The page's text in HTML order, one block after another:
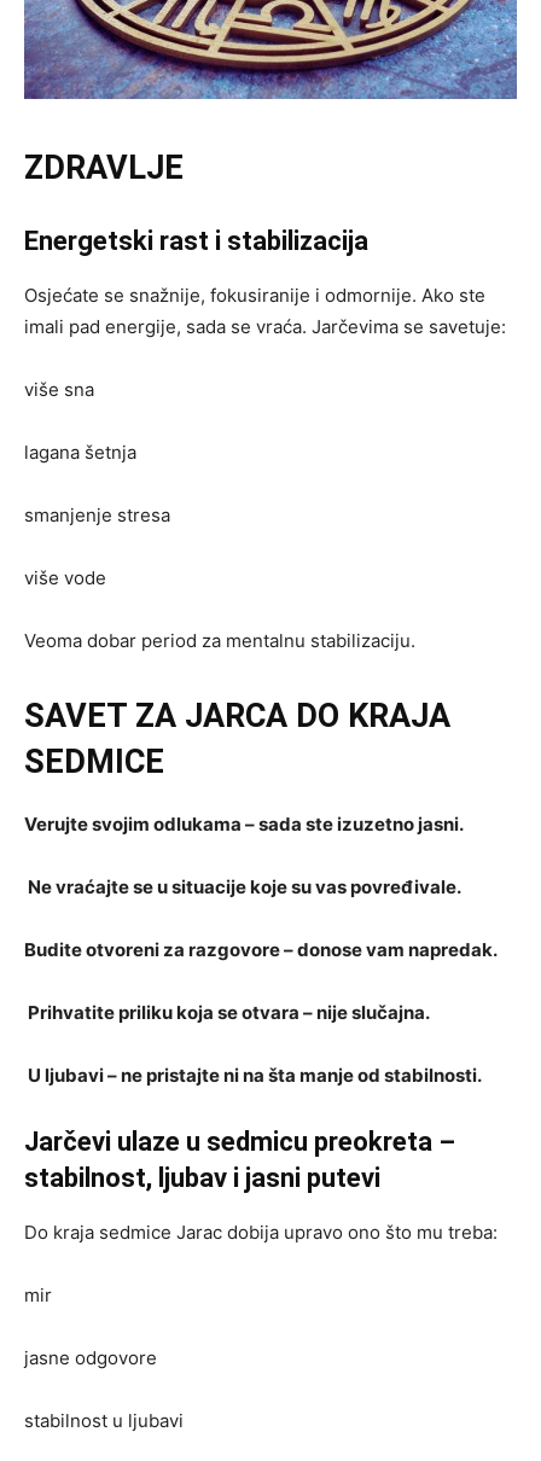
ZDRAVLJE
Energetski rast i stabilizacija
Osjećate se snažnije, fokusiranije i odmornije. Ako ste
imali pad energije, sada se vraća. Jarčevima se savetuje:
više sna
lagana šetnja
smanjenje stresa
više vode
Veoma dobar period za mentalnu stabilizaciju.
SAVET ZA JARCA DO KRAJA
SEDMICE
Verujte svojim odlukama – sada ste izuzetno jasni.
Ne vraćajte se u situacije koje su vas povređivale.
Budite otvoreni za razgovore – donose vam napredak.
Prihvatite priliku koja se otvara – nije slučajna.
U ljubavi – ne pristajte ni na šta manje od stabilnosti.
Jarčevi ulaze u sedmicu preokreta –
stabilnost, ljubav i jasni putevi
Do kraja sedmice Jarac dobija upravo ono što mu treba:
mir
jasne odgovore
stabilnost u ljubavi